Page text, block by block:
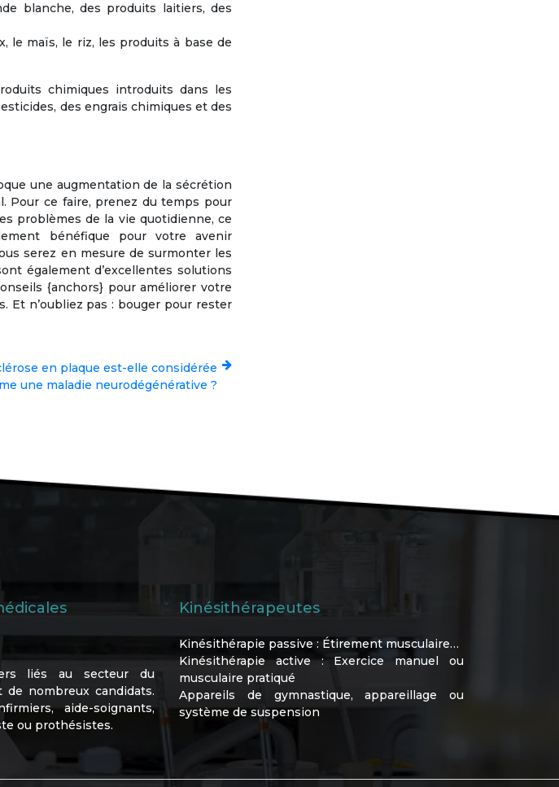
blanche, des produits laitiers, des
le maïs, le riz, les produits à base de
chimiques introduits dans les
des engrais chimiques et des
une augmentation de la sécrétion
Pour ce faire, prenez du temps pour
problèmes de la vie quotidienne, ce
bénéfique pour votre avenir
serez en mesure de surmonter les
également d’excellentes solutions
{anchors} pour améliorer votre
Et n’oubliez pas : bouger pour rester
en plaque est-elle considérée
une maladie neurodégénérative ?
liés au secteur du
de nombreux candidats.
aide-soignants,
ou prothésistes.
Kinésithérapeutes
Kinésithérapie passive : Étirement musculaire…
Kinésithérapie active : Exercice manuel ou
musculaire pratiqué
Appareils de gymnastique, appareillage ou
système de suspension